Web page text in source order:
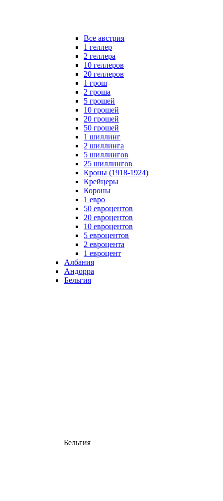
Все австрия
1 геллер
2 геллера
10 геллеров
20 геллеров
1 грош
2 гроша
5 грошей
10 грошей
20 грошей
50 грошей
1 шиллинг
2 шиллинга
5 шиллингов
25 шиллингов
Кроны (1918-1924)
Крейцеры
Короны
1 евро
50 евроцентов
20 евроцентов
10 евроцентов
5 евроцентов
2 евроцента
1 евроцент
Албания
Андорра
Бельгия
Бельгия